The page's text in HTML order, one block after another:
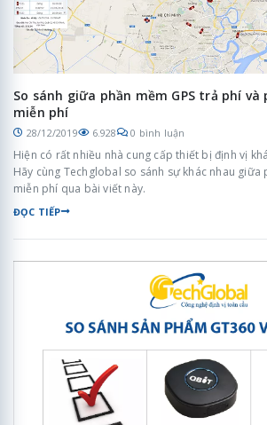
So sánh giữa phần mềm GPS trả phí và
miễn phí
28/12/2019 6.928 0 bình luận
Hiện có rất nhiều nhà cung cấp thiết bị định vị
Hãy cùng Techglobal so sánh sự khác nhau giữa
miễn phí qua bài viết này.
ĐỌC TIẾP